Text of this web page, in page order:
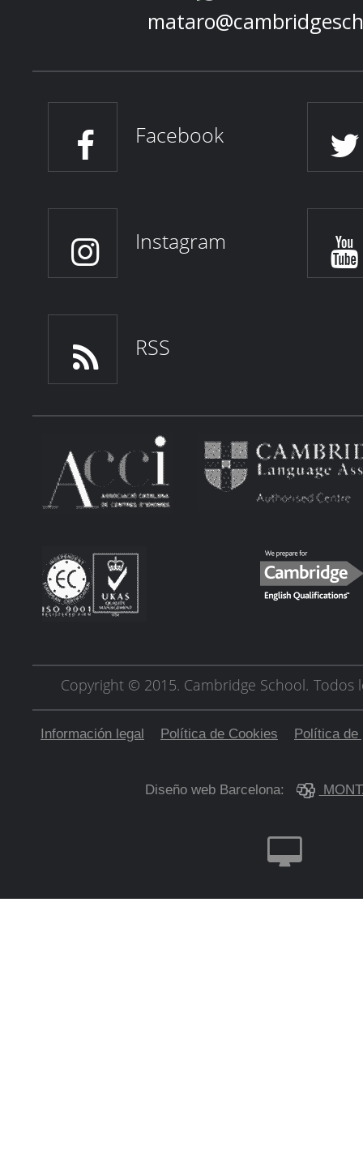
Facebook
Instagram
RSS
Copyright © 2015. Cambridge School. Todos
Información legal Política de Cookies Política de
Diseño web Barcelona: